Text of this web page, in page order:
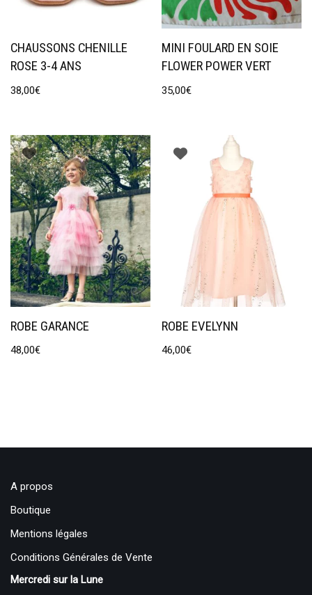
CHAUSSONS CHENILLE
ROSE 3-4 ANS
38,00€
MINI FOULARD EN SOIE
FLOWER POWER VERT
35,00€
ROBE GARANCE
48,00€
ROBE EVELYNN
46,00€
A propos
Boutique
Mentions légales
Conditions Générales de Vente
Mercredi sur la Lune